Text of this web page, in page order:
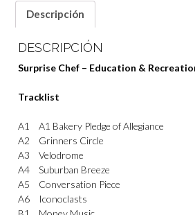
Descripción
DESCRIPCIÓN
Surprise Chef – Education &
Tracklist
A1 A1 Bakery Pledge of Allegiance
A2
Grinners Circle
A3
Velodrome
A4
Suburban Breeze
A5
Conversation Piece
A6
Iconoclasts